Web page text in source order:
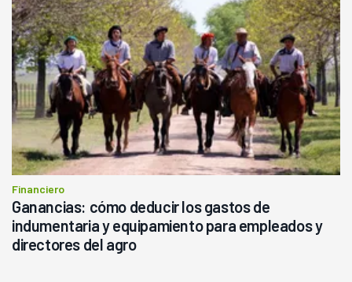
Financiero
Ganancias: cómo deducir los gastos de
indumentaria y equipamiento para empleados y
directores del agro